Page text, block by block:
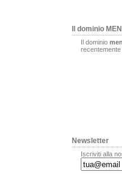
Il dominio
Il dominio
Newsletter
Iscriviti alla